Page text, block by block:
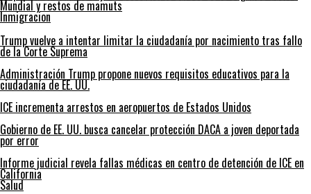
Mundial y restos de mamuts
Inmigracion
Trump vuelve a intentar limitar la ciudadanía por nacimiento tras fallo
de la Corte Suprema
Administración Trump propone nuevos requisitos educativos para la
ciudadanía de EE. UU.
ICE incrementa arrestos en aeropuertos de Estados Unidos
Gobierno de EE. UU. busca cancelar protección DACA a joven deportada
por error
Informe judicial revela fallas médicas en centro de detención de ICE en
California
Salud